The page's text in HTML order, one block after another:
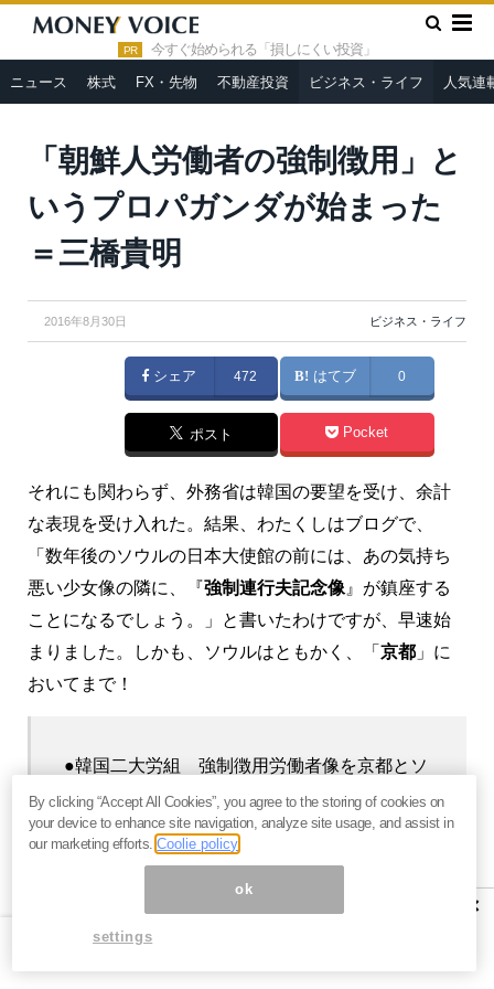
PR 今すぐ始められる「損しにくい投資」
ニュース 株式 FX・先物 不動産投資 ビジネス・ライフ 人気連
HOME » ビジネス・ライフ
「朝鮮人労働者の強制徴用」とい
うプロパガンダが始まった＝三橋貴明
FromWikimedia Commons
「朝鮮人労働者の強制徴用」と
いうプロパガンダが始まった
＝三橋貴明
2016年8月30日 ビジネス・ライフ
シェア 472 はてブ 0
ポスト Pocket
それにも関わらず、外務省は韓国の要望を受け、余計
な表現を受け入れた。結果、わたくしはブログで、
「数年後のソウルの日本大使館の前には、あの気持ち
悪い少女像の隣に、『強制連行夫記念像 』が鎮座する
ことになるでしょう。」と書いたわけですが、早速始
まりました。しかも、ソウルはともかく、「 京都 」に
おいてまで！
●韓国二大労組 強制徴用労働者像を京都とソ
ウルに建設へ – 聯合ニュース
韓国の労働組合の二大全国組織、韓国労働組
連盟（民主労総）が日本による植民地時代に
強制労働を強いられた労働者をたたえる像を
設置する。
×
By clicking “Accept All Cookies”, you agree to the storing of cookies on
your device to enhance site navigation, analyze site usage, and assist in
our marketing efforts.Coolie policy
ok
settings